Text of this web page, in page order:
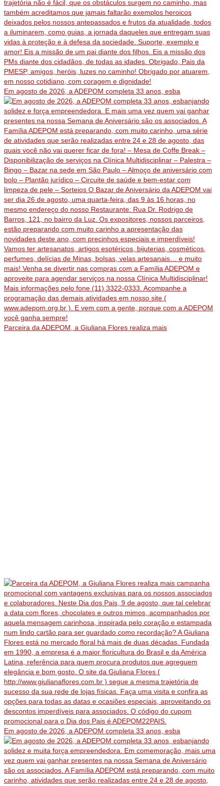
Em agosto de 2026, a ADEPOM completa 33 anos, esba
Parceira da ADEPOM, a Giuliana Flores realiza mais
Em agosto de 2026, a ADEPOM completa 33 anos, esba